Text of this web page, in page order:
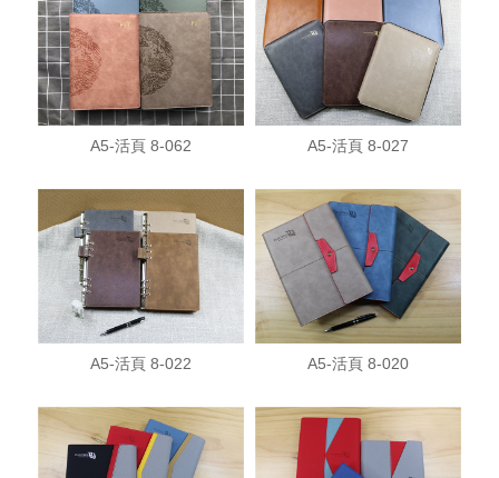
A5-活頁 8-062 A5-活頁 8-027
A5-活頁 8-022 A5-活頁 8-020